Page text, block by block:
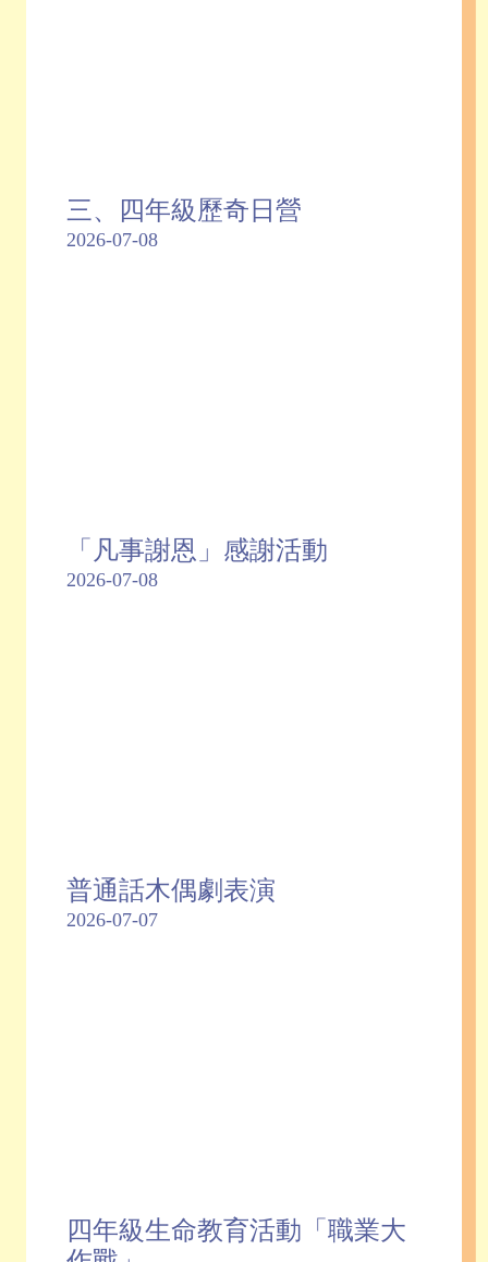
三、四年級歷奇日營
2026-07-08
「凡事謝恩」感謝活動
2026-07-08
普通話木偶劇表演
2026-07-07
四年級生命教育活動「職業大